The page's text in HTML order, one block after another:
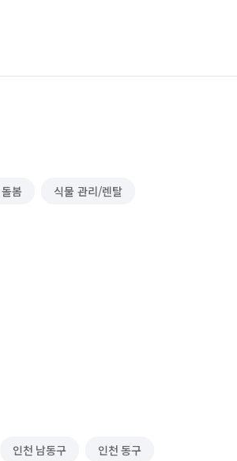
봄 식물 관리/렌탈
인천 남동구 인천 동구